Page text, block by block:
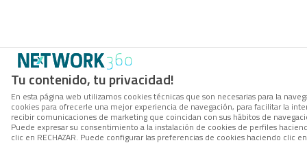
Tu contenido, tu privacidad!
En esta página web utilizamos cookies técnicas que son necesarias para la
cookies para ofrecerle una mejor experiencia de navegación, para facilitar la
recibir comunicaciones de marketing que coincidan con sus hábitos de
Puede expresar su consentimiento a la instalación de cookies de perfiles
clic en RECHAZAR. Puede configurar las preferencias de cookies haciendo clic en